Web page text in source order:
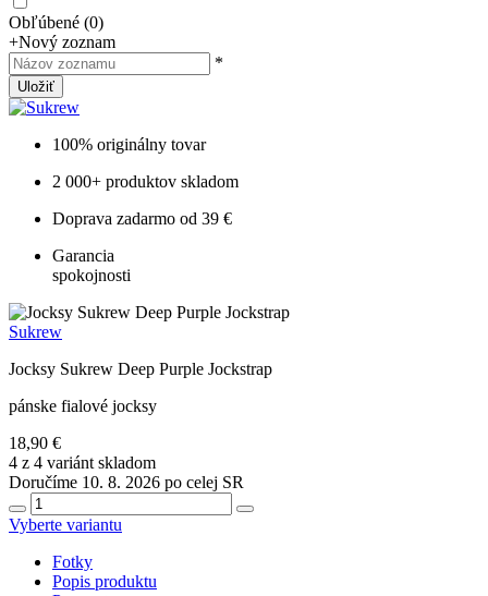
Obľúbené (0)
+Nový zoznam
*
Uložiť
100% originálny tovar
2 000+ produktov skladom
Doprava zadarmo od 39 €
Garancia
spokojnosti
Sukrew
Jocksy Sukrew Deep Purple Jockstrap
pánske fialové jocksy
18,90 €
4 z 4 variánt skladom
Doručíme 10. 8. 2026 po celej SR
Vyberte variantu
Fotky
Popis produktu